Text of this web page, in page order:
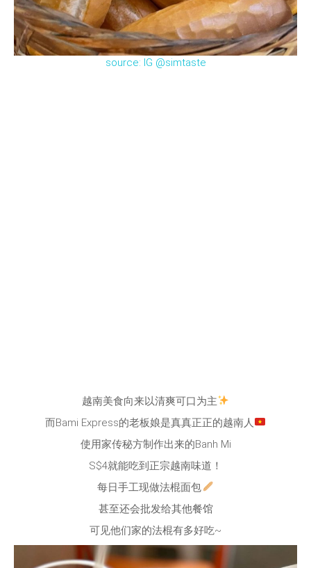
source: IG @simtaste
越南美食向来以清爽可口为主
而Bami Express的老板娘是真真正正的越南人
使用家传秘方制作出来的Banh Mi
S$4就能吃到正宗越南味道！
每日手工现做法棍面包
甚至还会批发给其他餐馆
可见他们家的法棍有多好吃~